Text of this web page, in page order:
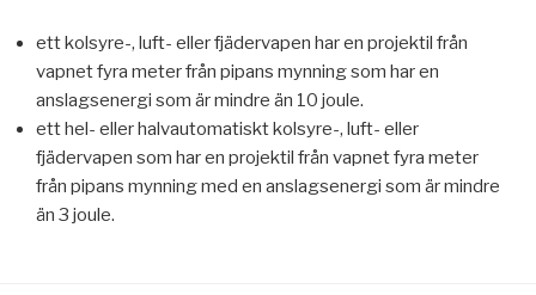
ett kolsyre-, luft- eller fjädervapen har en projektil från
vapnet fyra meter från pipans mynning som har en
anslagsenergi som är mindre än 10 joule.
ett hel- eller halvautomatiskt kolsyre-, luft- eller
fjädervapen som har en projektil från vapnet fyra meter
från pipans mynning med en anslagsenergi som är mindre
än 3 joule.